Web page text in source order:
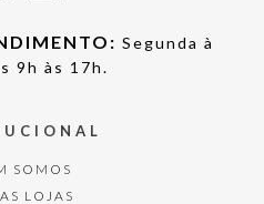
Segunda à
9h às 17h.
SOMOS
LOJAS